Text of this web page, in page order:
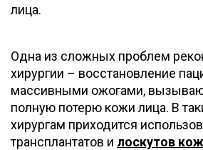
лица.
Одна из сложных проблем
хирургии – восстановление
массивными ожогами,
полную потерю кожи лица. В
хирургам приходится
трансплантатов и лоскутов